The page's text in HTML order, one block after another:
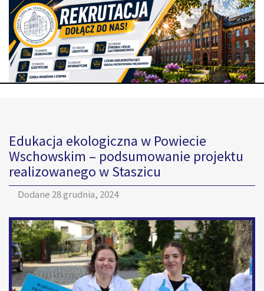
Edukacja ekologiczna w Powiecie
Wschowskim – podsumowanie projektu
realizowanego w Staszicu
Dodane 28 grudnia, 2024